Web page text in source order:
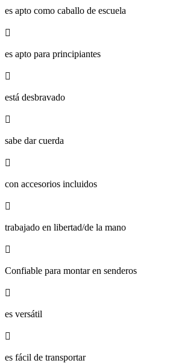
es apto como caballo de escuela

es apto para principiantes

está desbravado

sabe dar cuerda

con accesorios incluidos

trabajado en libertad/de la mano

Confiable para montar en senderos

es versátil

es fácil de transportar